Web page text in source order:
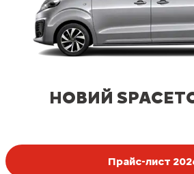
НОВИЙ
Прайс-лист